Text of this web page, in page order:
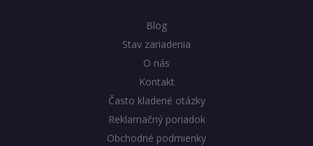
Blog
Stav zariadenia
O nás
Kontakt
Často kladené otázky
Reklamačný poriadok
Obchodné podmienky